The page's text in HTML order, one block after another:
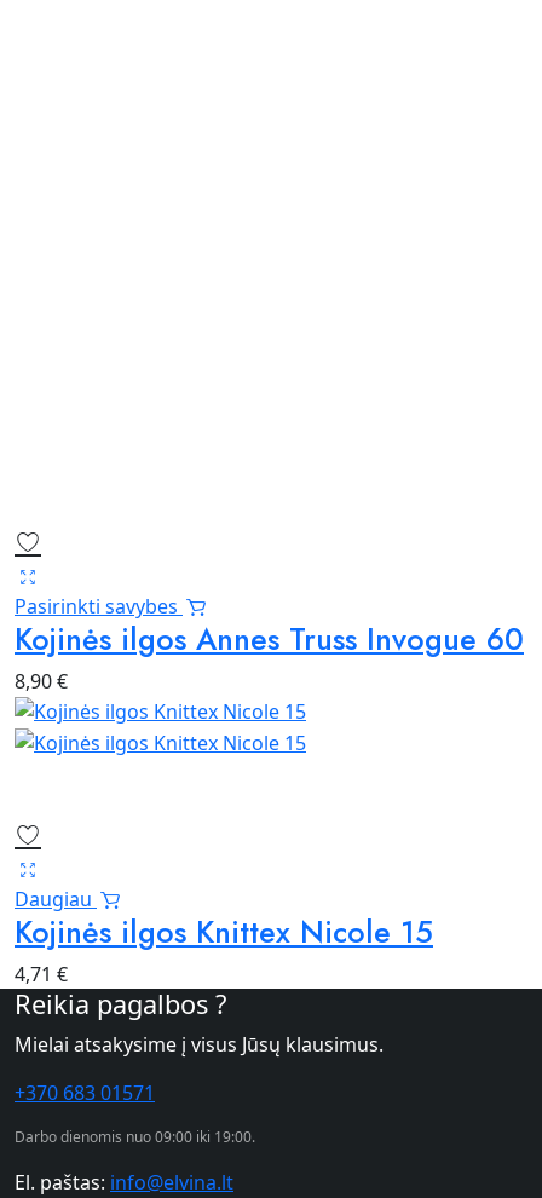
Pasirinkti savybes
Kojinės ilgos Annes Truss Invogue 60
8,90€
Daugiau
Kojinės ilgos Knittex Nicole 15
4,71 €
Reikia pagalbos ?
Mielai atsakysime į visus Jūsų klausimus.
+370 683 01571
Darbo dienomis nuo 09:00 iki 19:00.
El. paštas: info@elvina.lt